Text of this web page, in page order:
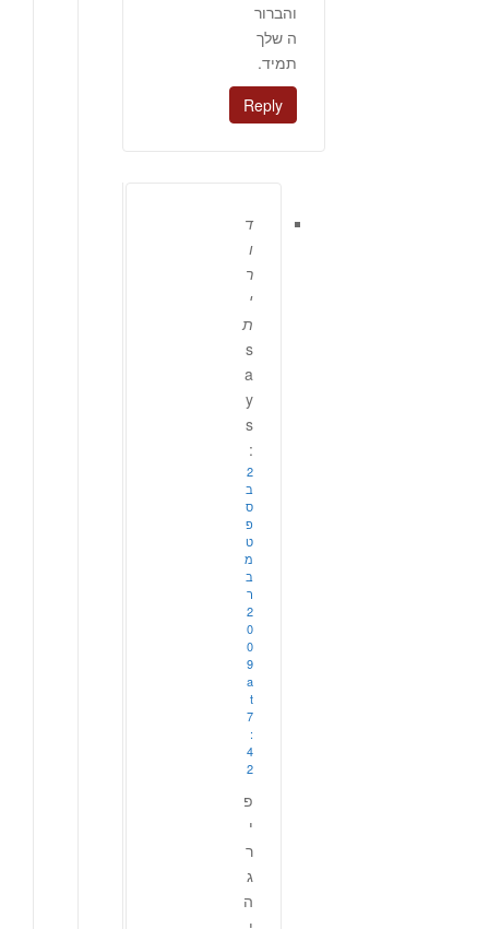
והברור
ה שלך
תמיד.
Reply
ד
ו
ר
י
ת
s
a
y
s
:
2
ב
ס
פ
ט
מ
ב
ר
2
0
0
9
a
t
7
:
4
2
פ
י
ר
ג
ה